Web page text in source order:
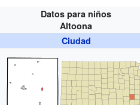
Datos para niños
Altoona
Ciudad